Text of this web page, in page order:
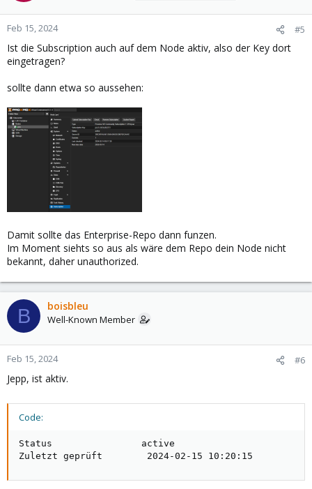
Feb 15, 2024 #5
Ist die Subscription auch auf dem Node aktiv, also der Key dort
eingetragen?
sollte dann etwa so aussehen:
Damit sollte das Enterprise-Repo dann funzen.
Im Moment siehts so aus als wäre dem Repo dein Node nicht
bekannt, daher unauthorized.
B boisbleu
Well-Known Member
Feb 15, 2024 #6
Jepp, ist aktiv.
Code:
Status                active
Zuletzt geprüft        2024-02-15 10:20:15